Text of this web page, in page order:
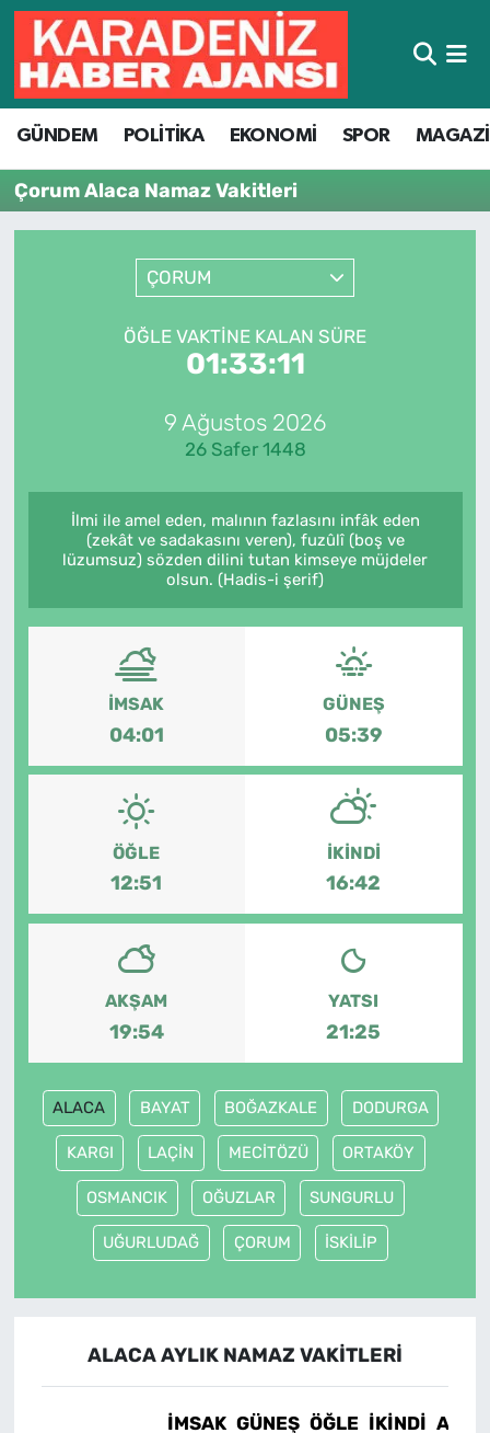
GÜNDEM POLİTİKA EKONOMİ SPOR
Çorum Alaca Namaz Vakitleri
ÇORUM
ÖĞLE VAKTINE KALAN SÜRE
01:33:11
9 Ağustos 2026
26 Safer 1448
İlmi ile amel eden, malının fazlasını infâk eden
(zekât ve sadakasını veren), fuzûlî (boş ve
lüzumsuz) sözden dilini tutan kimseye müjdeler
olsun. (Hadis-i şerif)
İMSAK
04:01
GÜNEŞ
05:39
ÖĞLE
12:51
İKINDI
16:42
AKŞAM
19:54
YATSI
21:25
ALACA BAYAT BOĞAZKALE DODURGA
KARGI LAÇİN MECİTÖZÜ ORTAKÖY
OSMANCIK OĞUZLAR SUNGURLU
UĞURLUDAĞ ÇORUM İSKİLİP
ALACA AYLIK NAMAZ VAKITLERI
İMSAK GÜNEŞ ÖĞLE İKINDI
Hava Durumu
Trafik Durumu
Süper Lig Puan Durumu ve Fikstür